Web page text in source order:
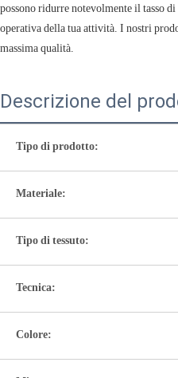
possono ridurre notevolmente il tasso
operativa della tua attività. I ​​nostri
massima qualità.
Descrizione del
Tipo di prodotto:
Materiale:
Tipo di tessuto:
Tecnica:
Colore: